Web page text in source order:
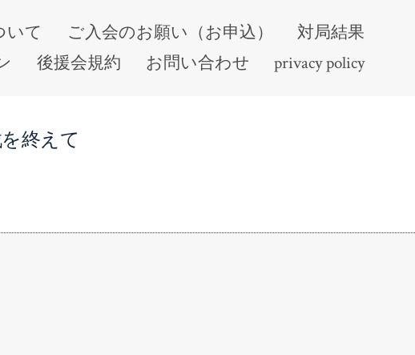
いて ご入会のお願い（お申込）
対局結果
後援会規約 お問い合わせ privacy policy
終えて